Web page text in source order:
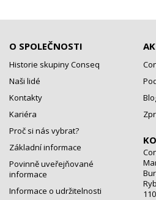
O SPOLEČNOSTI
Historie skupiny Conseq
Naši lidé
Kontakty
Kariéra
Proč si nás vybrat?
Základní informace
Povinně uveřejňované
informace
Informace o udržitelnosti